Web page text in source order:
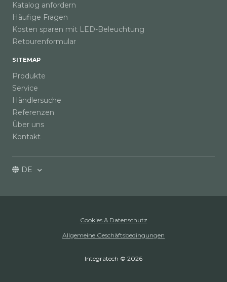
Katalog anfordern
Häufige Fragen
Kosten sparen mit LED-Beleuchtung
Retourenformular
SITEMAP
Produkte
Service
Händlersuche
Referenzen
Über uns
Kontakt
DE
Cookies & Datenschutz
Allgemeine Geschäftsbedingungen
Integratech © 2026